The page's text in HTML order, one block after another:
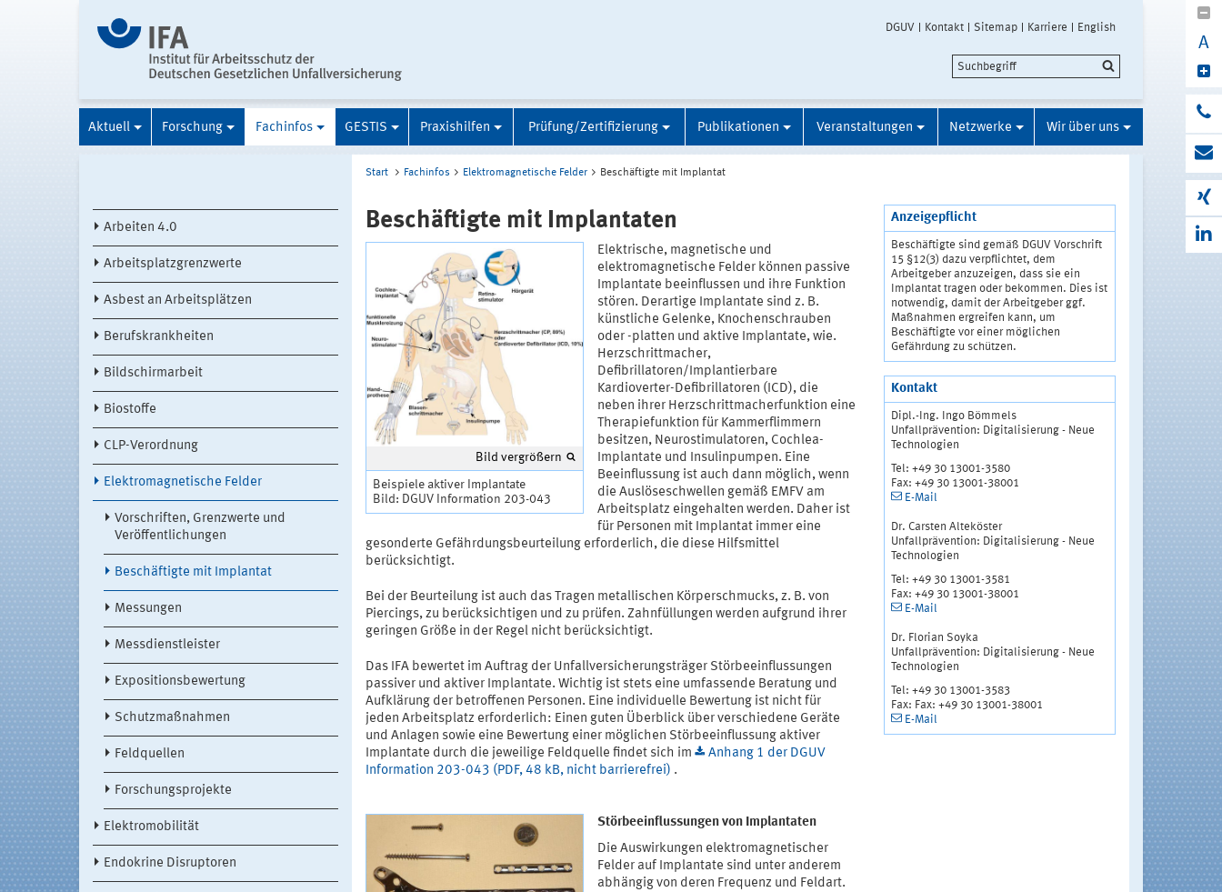
DGUV Kontakt Sitemap Karriere English
A
Aktuell Forschung Fachinfos GESTIS Praxishilfen Prüfung/Zertifizierung Publikationen Veranstaltungen Netzwerke Wir über uns
Arbeiten 4.0
Arbeitsplatzgrenzwerte
Asbest an Arbeitsplätzen
Berufskrankheiten
Bildschirmarbeit
Biostoffe
CLP-Verordnung
Elektromagnetische Felder
Vorschriften, Grenzwerte und
Veröffentlichungen
Beschäftigte mit Implantat
Messungen
Messdienstleister
Expositionsbewertung
Schutzmaßnahmen
Feldquellen
Forschungsprojekte
Elektromobilität
Endokrine Disruptoren
Start Fachinfos Elektromagnetische Felder Beschäftigte mit Implantat
Beschäftigte mit Implantaten
Bild vergrößern
Beispiele aktiver Implantate
Bild: DGUV Information 203-043
Elektrische, magnetische und
elektromagnetische Felder können passive
Implantate beeinflussen und ihre Funktion
stören. Derartige Implantate sind z. B.
künstliche Gelenke, Knochenschrauben
oder -platten und aktive Implantate, wie.
Herzschrittmacher,
Defibrillatoren/Implantierbare
Kardioverter-Defibrillatoren (ICD), die
neben ihrer Herzschrittmacherfunktion eine
Therapiefunktion für Kammerflimmern
besitzen, Neurostimulatoren, Cochlea-
Implantate und Insulinpumpen. Eine
Beeinflussung ist auch dann möglich, wenn
die Auslöseschwellen gemäß EMFV am
Arbeitsplatz eingehalten werden. Daher ist
für Personen mit Implantat immer eine
gesonderte Gefährdungsbeurteilung erforderlich, die diese Hilfsmittel
berücksichtigt.
Bei der Beurteilung ist auch das Tragen metallischen Körperschmucks, z. B. von
Piercings, zu berücksichtigen und zu prüfen. Zahnfüllungen werden aufgrund ihrer
geringen Größe in der Regel nicht berücksichtigt.
Das IFA bewertet im Auftrag der Unfallversicherungsträger Störbeeinflussungen
passiver und aktiver Implantate. Wichtig ist stets eine umfassende Beratung und
Aufklärung der betroffenen Personen. Eine individuelle Bewertung ist nicht für
jeden Arbeitsplatz erforderlich: Einen guten Überblick über verschiedene Geräte
und Anlagen sowie eine Bewertung einer möglichen Störbeeinflussung aktiver
Implantate durch die jeweilige Feldquelle findet sich im
Anhang 1 der DGUV
Information 203-043 (PDF, 48 kB, nicht barrierefrei) .
Störbeeinflussungen von Implantaten
Die Auswirkungen elektromagnetischer
Felder auf Implantate sind unter anderem
abhängig von deren Frequenz und Feldart.
Anzeigepflicht
Beschäftigte sind gemäß DGUV Vorschrift
15 §12(3) dazu verpflichtet, dem
Arbeitgeber anzuzeigen, dass sie ein
Implantat tragen oder bekommen. Dies ist
notwendig, damit der Arbeitgeber ggf.
Maßnahmen ergreifen kann, um
Beschäftigte vor einer möglichen
Gefährdung zu schützen.
Kontakt
Dipl.-Ing. Ingo Bömmels
Unfallprävention: Digitalisierung - Neue
Technologien
Tel: +49 30 13001-3580
Fax: +49 30 13001-38001
E-Mail
Dr. Carsten Alteköster
Unfallprävention: Digitalisierung - Neue
Technologien
Tel: +49 30 13001-3581
Fax: +49 30 13001-38001
E-Mail
Dr. Florian Soyka
Unfallprävention: Digitalisierung - Neue
Technologien
Tel: +49 30 13001-3583
Fax: Fax: +49 30 13001-38001
E-Mail